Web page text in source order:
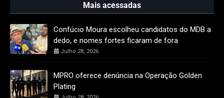
Mais acessadas
Confúcio Moura escolheu candidatos do MDB a
dedo, e nomes fortes ficaram de fora
Julho 28, 2026
MPRO oferece denúncia na Operação Golden
Plating